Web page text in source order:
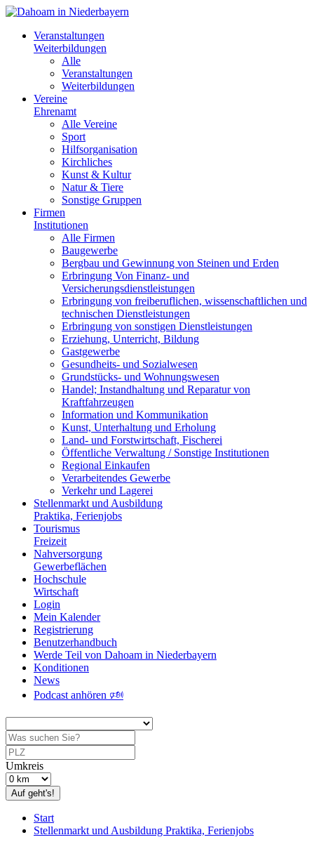
Veranstaltungen
Weiterbildungen
Alle
Veranstaltungen
Weiterbildungen
Vereine
Ehrenamt
Alle Vereine
Sport
Hilfsorganisation
Kirchliches
Kunst & Kultur
Natur & Tiere
Sonstige Gruppen
Firmen
Institutionen
Alle Firmen
Baugewerbe
Bergbau und Gewinnung von Steinen und Erden
Erbringung Von Finanz- und
Versicherungsdienstleistungen
Erbringung von freiberuflichen, wissenschaftlichen und
technischen Dienstleistungen
Erbringung von sonstigen Dienstleistungen
Erziehung, Unterricht, Bildung
Gastgewerbe
Gesundheits- und Sozialwesen
Grundstücks- und Wohnungswesen
Handel; Instandhaltung und Reparatur von
Kraftfahrzeugen
Information und Kommunikation
Kunst, Unterhaltung und Erholung
Land- und Forstwirtschaft, Fischerei
Öffentliche Verwaltung / Sonstige Institutionen
Regional Einkaufen
Verarbeitendes Gewerbe
Verkehr und Lagerei
Stellenmarkt und Ausbildung
Praktika, Ferienjobs
Tourismus
Freizeit
Nahversorgung
Gewerbeflächen
Hochschule
Wirtschaft
Login
Mein Kalender
Registrierung
Benutzerhandbuch
Werde Teil von Dahoam in Niederbayern
Konditionen
News
Podcast anhören 🕬
Umkreis
Auf geht's!
Start
Stellenmarkt und Ausbildung Praktika, Ferienjobs